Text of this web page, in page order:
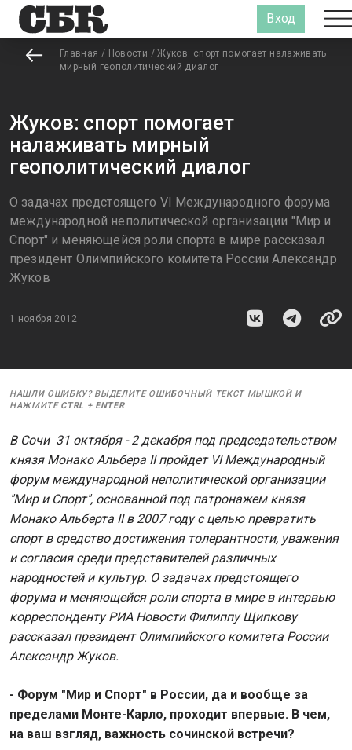
Вход
Главная / Новости / Жуков: спорт помогает налаживать
мирный геополитический диалог
Жуков: спорт помогает
налаживать мирный
геополитический диалог
О задачах предстоящего VI Международного форума
международной неполитической организации "Мир и
Спорт" и меняющейся роли спорта в мире рассказал
президент Олимпийского комитета России Александр
Жуков
1 ноября 2012
НАШЛИ ОШИБКУ? ВЫДЕЛИТЕ ОШИБОЧНЫЙ ТЕКСТ МЫШКОЙ И
НАЖМИТЕ CTRL + ENTER
В Сочи 31 октября - 2 декабря под председательством
князя Монако Альбера II пройдет VI Международный
форум международной неполитической организации
"Мир и Спорт", основанной под патронажем князя
Монако Альберта II в 2007 году с целью превратить
спорт в средство достижения толерантности, уважения
и согласия среди представителей различных
народностей и культур. О задачах предстоящего
форума и меняющейся роли спорта в мире в интервью
корреспонденту РИА Новости Филиппу Щипкову
рассказал президент Олимпийского комитета России
Александр Жуков.
- Форум "Мир и Спорт" в России, да и вообще за
пределами Монте-Карло, проходит впервые. В чем,
на ваш взгляд, важность сочинской встречи?